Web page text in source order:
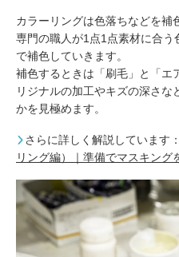
カラーリングは色落ちなどを補
専門の職人が1点1点素材に合
で補色していきます。
補色するときは「刷毛」と「エ
リジナルの加工やキズの深さな
かを見極めます。
さらに詳しく解説しています：
リング編）｜準備でマスキング